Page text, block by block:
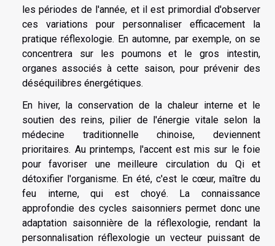
les périodes de l'année, et il est primordial d'observer
ces variations pour personnaliser efficacement la
pratique réflexologie. En automne, par exemple, on se
concentrera sur les poumons et le gros intestin,
organes associés à cette saison, pour prévenir des
déséquilibres énergétiques.
En hiver, la conservation de la chaleur interne et le
soutien des reins, pilier de l'énergie vitale selon la
médecine traditionnelle chinoise, deviennent
prioritaires. Au printemps, l'accent est mis sur le foie
pour favoriser une meilleure circulation du Qi et
détoxifier l'organisme. En été, c'est le cœur, maître du
feu interne, qui est choyé. La connaissance
approfondie des cycles saisonniers permet donc une
adaptation saisonnière de la réflexologie, rendant la
personnalisation réflexologie un vecteur puissant de